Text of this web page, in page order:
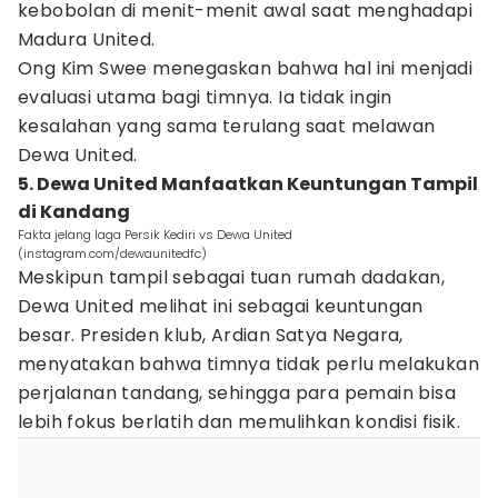
kebobolan di menit-menit awal saat menghadapi
Madura United.
Ong Kim Swee menegaskan bahwa hal ini menjadi
evaluasi utama bagi timnya. Ia tidak ingin
kesalahan yang sama terulang saat melawan
Dewa United.
5. Dewa United Manfaatkan Keuntungan Tampil
di Kandang
Fakta jelang laga Persik Kediri vs Dewa United
(instagram.com/dewaunitedfc)
Meskipun tampil sebagai tuan rumah dadakan,
Dewa United melihat ini sebagai keuntungan
besar. Presiden klub, Ardian Satya Negara,
menyatakan bahwa timnya tidak perlu melakukan
perjalanan tandang, sehingga para pemain bisa
lebih fokus berlatih dan memulihkan kondisi fisik.